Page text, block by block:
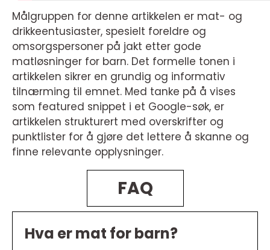
Målgruppen for denne artikkelen er mat- og
drikkeentusiaster, spesielt foreldre og
omsorgspersoner på jakt etter gode
matløsninger for barn. Det formelle tonen i
artikkelen sikrer en grundig og informativ
tilnærming til emnet. Med tanke på å vises
som featured snippet i et Google-søk, er
artikkelen strukturert med overskrifter og
punktlister for å gjøre det lettere å skanne og
finne relevante opplysninger.
FAQ
Hva er mat for barn?